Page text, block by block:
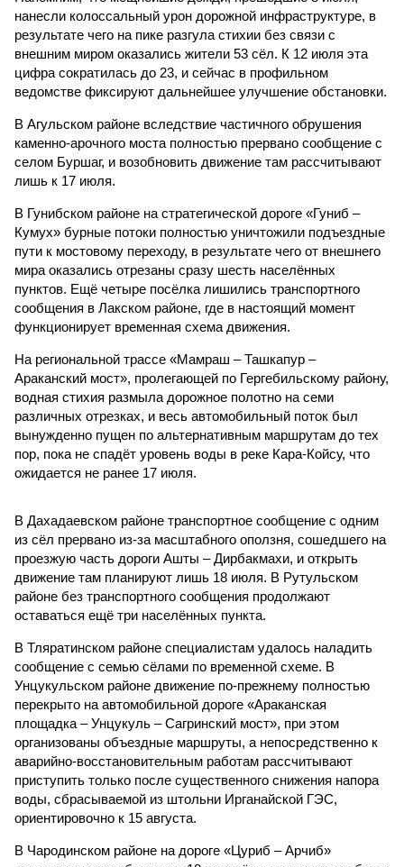
нанесли колоссальный урон дорожной инфраструктуре, в
результате чего на пике разгула стихии без связи с
внешним миром оказались жители 53 сёл. К 12 июля эта
цифра сократилась до 23, и сейчас в профильном
ведомстве фиксируют дальнейшее улучшение обстановки.
В Агульском районе вследствие частичного обрушения
каменно-арочного моста полностью прервано сообщение с
селом Буршаг, и возобновить движение там рассчитывают
лишь к 17 июля.
В Гунибском районе на стратегической дороге «Гуниб –
Кумух» бурные потоки полностью уничтожили подъездные
пути к мостовому переходу, в результате чего от внешнего
мира оказались отрезаны сразу шесть населённых
пунктов. Ещё четыре посёлка лишились транспортного
сообщения в Лакском районе, где в настоящий момент
функционирует временная схема движения.
На региональной трассе «Мамраш – Ташкапур –
Араканский мост», пролегающей по Гергебильскому району,
водная стихия размыла дорожное полотно на семи
различных отрезках, и весь автомобильный поток был
вынужденно пущен по альтернативным маршрутам до тех
пор, пока не спадёт уровень воды в реке Кара-Койсу, что
ожидается не ранее 17 июля.
В Дахадаевском районе транспортное сообщение с одним
из сёл прервано из-за масштабного оползня, сошедшего на
проезжую часть дороги Ашты – Дирбакмахи, и открыть
движение там планируют лишь 18 июля. В Рутульском
районе без транспортного сообщения продолжают
оставаться ещё три населённых пункта.
В Тляратинском районе специалистам удалось наладить
сообщение с семью сёлами по временной схеме. В
Унцукульском районе движение по-прежнему полностью
перекрыто на автомобильной дороге «Араканская
площадка – Унцукуль – Сагринский мост», при этом
организованы объездные маршруты, а непосредственно к
аварийно-восстановительным работам рассчитывают
приступить только после существенного снижения напора
воды, сбрасываемой из штольни Ирганайской ГЭС,
ориентировочно к 15 августа.
В Чародинском районе на дороге «Цуриб – Арчиб»